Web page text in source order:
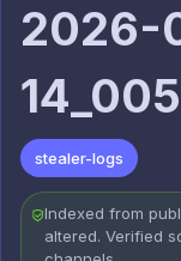
2026-
stealer-logs
Indexed from
altered. Verified